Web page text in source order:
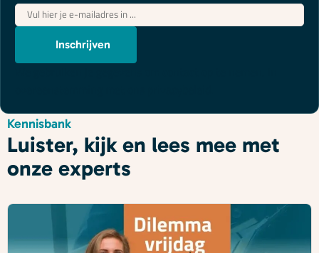
E-
mailadres*
Inschrijven
Kennisbank
Luister, kijk en lees mee met
onze experts